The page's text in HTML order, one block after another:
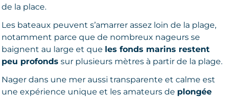
de la place.
Les bateaux peuvent s’amarrer assez loin de la plage,
notamment parce que de nombreux nageurs se
baignent au large et que les fonds marins restent
peu profonds sur plusieurs mètres à partir de la plage.
Nager dans une mer aussi transparente et calme est
une expérience unique et les amateurs de plongée